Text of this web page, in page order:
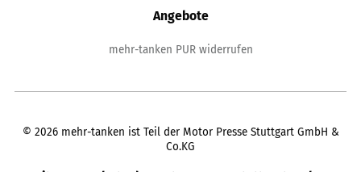
Angebote
mehr-tanken PUR widerrufen
© 2026 mehr-tanken ist Teil der Motor Presse Stuttgart GmbH &
Co.KG